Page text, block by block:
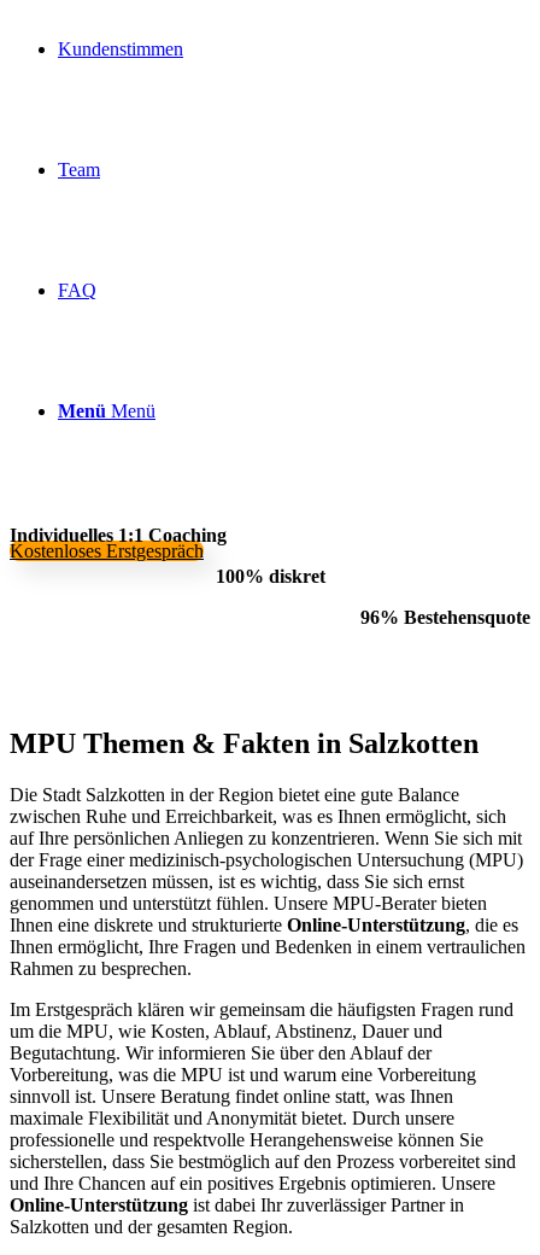
Kundenstimmen
Team
FAQ
Menü Menü
Kostenloses Erstgespräch
Individuelles 1:1 Coaching
100% diskret
96% Bestehensquote
MPU Themen & Fakten in Salzkotten
Die Stadt Salzkotten in der Region bietet eine gute Balance
zwischen Ruhe und Erreichbarkeit, was es Ihnen ermöglicht, sich
auf Ihre persönlichen Anliegen zu konzentrieren. Wenn Sie sich mit
der Frage einer medizinisch-psychologischen Untersuchung (MPU)
auseinandersetzen müssen, ist es wichtig, dass Sie sich ernst
genommen und unterstützt fühlen. Unsere MPU-Berater bieten
Ihnen eine diskrete und strukturierte Online-Unterstützung, die es
Ihnen ermöglicht, Ihre Fragen und Bedenken in einem vertraulichen
Rahmen zu besprechen.
Im Erstgespräch klären wir gemeinsam die häufigsten Fragen rund
um die MPU, wie Kosten, Ablauf, Abstinenz, Dauer und
Begutachtung. Wir informieren Sie über den Ablauf der
Vorbereitung, was die MPU ist und warum eine Vorbereitung
sinnvoll ist. Unsere Beratung findet online statt, was Ihnen
maximale Flexibilität und Anonymität bietet. Durch unsere
professionelle und respektvolle Herangehensweise können Sie
sicherstellen, dass Sie bestmöglich auf den Prozess vorbereitet sind
und Ihre Chancen auf ein positives Ergebnis optimieren. Unsere
Online-Unterstützung ist dabei Ihr zuverlässiger Partner in
Salzkotten und der gesamten Region.